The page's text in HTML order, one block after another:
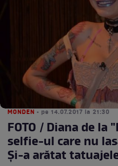
MONDEN • pe 14.07.2017 la 21:30
FOTO / Diana de
selfie-ul care nu
Şi-a arătat